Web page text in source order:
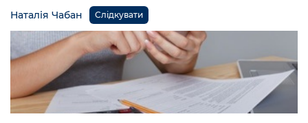
Наталія Чабан Слідкувати